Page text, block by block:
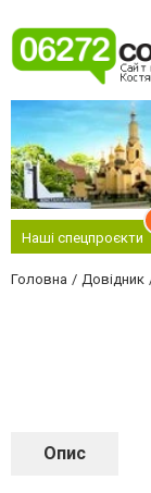
Наші спецпроєкти
Головна Довідник
Опис